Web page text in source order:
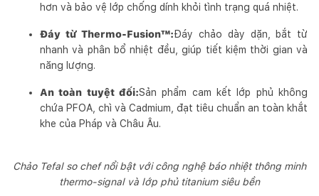
hơn và bảo vệ lớp chống dính khỏi tình trạng quá nhiệt.
Đáy từ Thermo-Fusion™:Đáy chảo dày dặn, bắt từ
nhanh và phân bổ nhiệt đều, giúp tiết kiệm thời gian và
năng lượng.
An toàn tuyệt đối:Sản phẩm cam kết lớp phủ không
chứa PFOA, chì và Cadmium, đạt tiêu chuẩn an toàn khắt
khe của Pháp và Châu Âu.
Chảo Tefal so chef nổi bật với công nghệ báo nhiệt thông minh
thermo-signal và lớp phủ titanium siêu bền